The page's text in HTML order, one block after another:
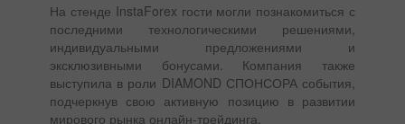
На стенде InstaForex гости могли познакомиться с
последними технологическими решениями,
индивидуальными предложениями и
эксклюзивными бонусами. Компания также
выступила в роли DIAMOND СПОНСОРА события,
подчеркнув свою активную позицию в развитии
мирового рынка онлайн-трейдинга.